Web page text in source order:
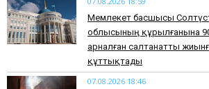
Мемлекет басшысы
облысының құрылғанына
арналған салтанатты
құттықтады
07.08.2026 18:46